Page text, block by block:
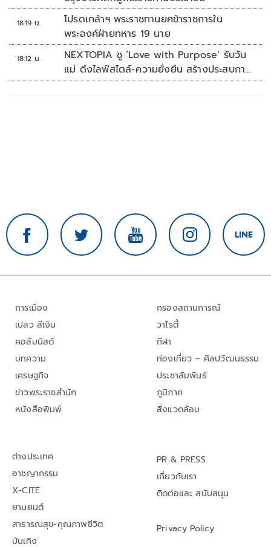
18:19 น.
โปรดเกล้าฯ พระราชทานยศข้าราชการใน
พระองค์ฝ่ายทหาร 19 นาย
18:12 น.
NEXTOPIA ชู ‘Love with Purpose’ รับวัน
แม่ ดึงไลฟ์สไตล์-ความยั่งยืน สร้างประสบกา
รณ์ช้อปปิงมีความหมาย
การเมือง
เปลว สีเงิน
คอลัมนิสต์
บทความ
เศรษฐกิจ
ข่าวพระราชสำนัก
หนังสือพิมพ์
กรองสถานการณ์
วาไรตี้
กีฬา
ท่องเที่ยว – ศิลปวัฒนธรรม
ประชาสัมพันธ์
ภูมิภาค
สิ่งแวดล้อม
ต่างประเทศ
อาชญากรรม
X-CITE
ยานยนต์
สาธารณสุข-คุณภาพชีวิต
บันเทิง
PR & PRESS
เกี่ยวกับเรา
ติดต่อและ สนับสนุน
Privacy Policy